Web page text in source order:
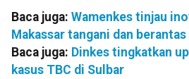
Baca juga: Wamenkes tinjau
Makassar tangani dan
Baca juga: Dinkes tingkatkan
kasus TBC di Sulbar